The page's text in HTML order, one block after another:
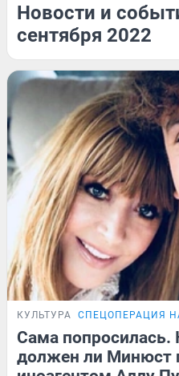
Новости и
сентября 2022
КУЛЬТУРА СПЕЦОПЕРАЦИЯ
Сама попросилась.
должен ли Минюст